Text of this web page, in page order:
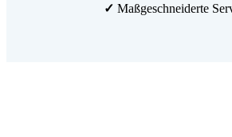
✓ Maßgeschneiderte